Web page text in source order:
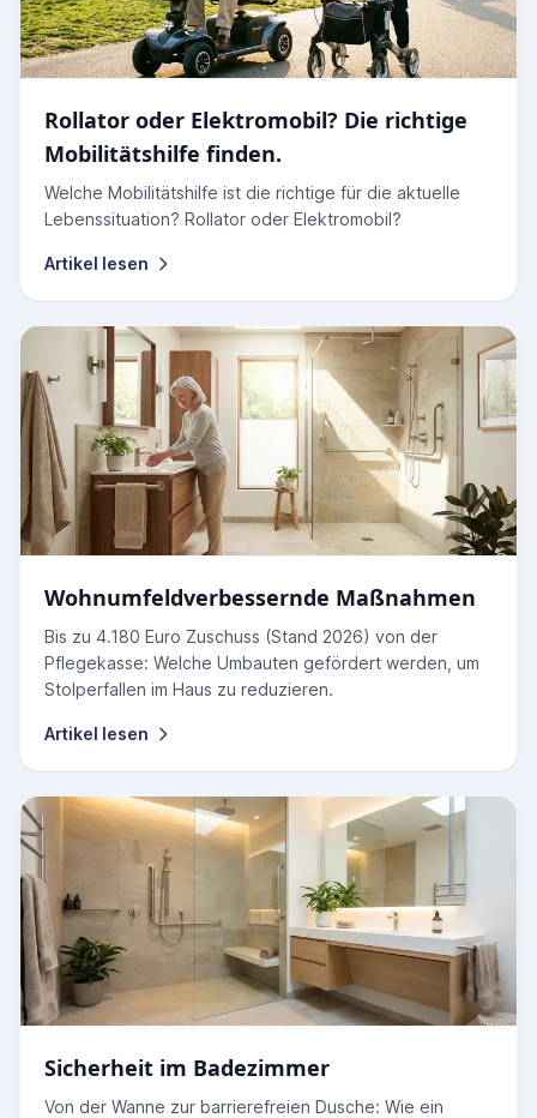
Rollator oder Elektromobil? Die richtige
Mobilitätshilfe finden.
Welche Mobilitätshilfe ist die richtige für die aktuelle
Lebenssituation? Rollator oder Elektromobil?
Artikel lesen
Wohnumfeldverbessernde Maßnahmen
Bis zu 4.180 Euro Zuschuss (Stand 2026) von der
Pflegekasse: Welche Umbauten gefördert werden, um
Stolperfallen im Haus zu reduzieren.
Artikel lesen
Sicherheit im Badezimmer
Von der Wanne zur barrierefreien Dusche: Wie ein